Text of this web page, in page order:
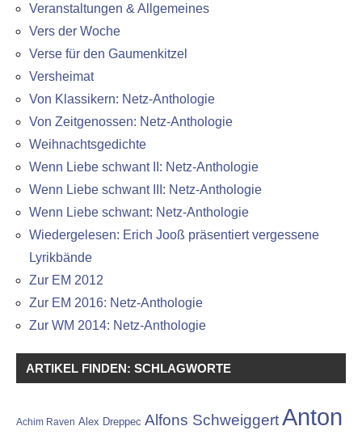
Veranstaltungen & Allgemeines
Vers der Woche
Verse für den Gaumenkitzel
Versheimat
Von Klassikern: Netz-Anthologie
Von Zeitgenossen: Netz-Anthologie
Weihnachtsgedichte
Wenn Liebe schwant II: Netz-Anthologie
Wenn Liebe schwant III: Netz-Anthologie
Wenn Liebe schwant: Netz-Anthologie
Wiedergelesen: Erich Jooß präsentiert vergessene
Lyrikbände
Zur EM 2012
Zur EM 2016: Netz-Anthologie
Zur WM 2014: Netz-Anthologie
ARTIKEL FINDEN: SCHLAGWORTE
Achim Raven Alex Dreppec Alfons Schweiggert Anton